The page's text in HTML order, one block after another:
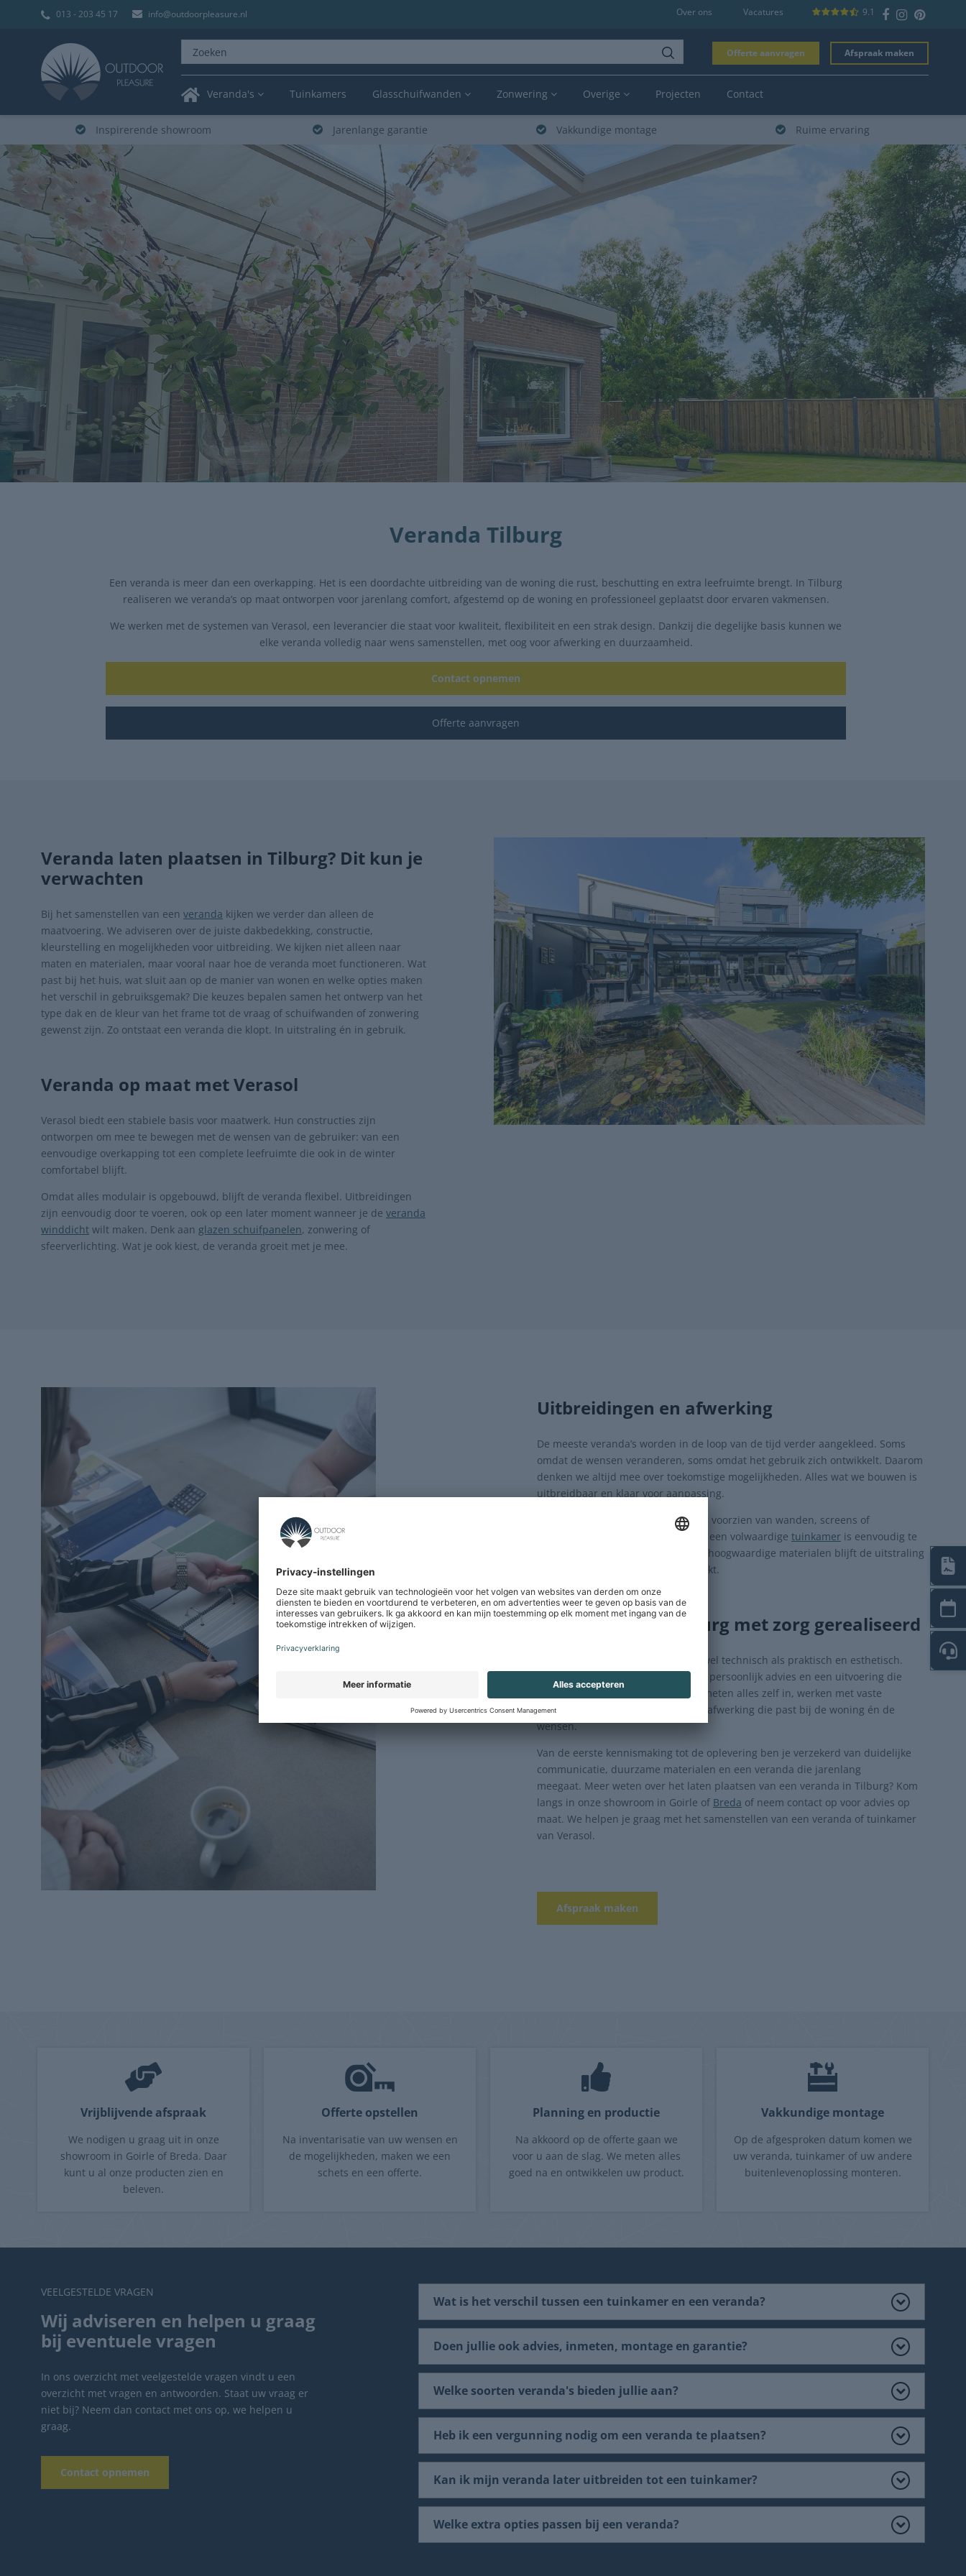
013 - 203 45 17 info@outdoorpleasure.nl Over ons Vacatures 9.1
Offerte aanvragen Afspraak maken
Veranda's Tuinkamers Glasschuifwanden Zonwering Overige Projecten Contact
Inspirerende showroom Jarenlange garantie Vakkundige montage Ruime ervaring
Veranda Tilburg
Een veranda is meer dan een overkapping. Het is een doordachte uitbreiding van de woning die rust, beschutting en extra leefruimte brengt. In Tilburg
realiseren we veranda’s op maat ontworpen voor jarenlang comfort, afgestemd op de woning en professioneel geplaatst door ervaren vakmensen.
We werken met de systemen van Verasol, een leverancier die staat voor kwaliteit, flexibiliteit en een strak design. Dankzij die degelijke basis kunnen we
elke veranda volledig naar wens samenstellen, met oog voor afwerking en duurzaamheid.
Contact opnemen
Offerte aanvragen
Veranda laten plaatsen in Tilburg? Dit kun je
verwachten
Bij het samenstellen van een veranda kijken we verder dan alleen de
maatvoering. We adviseren over de juiste dakbedekking, constructie,
kleurstelling en mogelijkheden voor uitbreiding. We kijken niet alleen naar
maten en materialen, maar vooral naar hoe de veranda moet functioneren. Wat
past bij het huis, wat sluit aan op de manier van wonen en welke opties maken
het verschil in gebruiksgemak? Die keuzes bepalen samen het ontwerp van het
type dak en de kleur van het frame tot de vraag of schuifwanden of zonwering
gewenst zijn. Zo ontstaat een veranda die klopt. In uitstraling én in gebruik.
Veranda op maat met Verasol
Verasol biedt een stabiele basis voor maatwerk. Hun constructies zijn
ontworpen om mee te bewegen met de wensen van de gebruiker: van een
eenvoudige overkapping tot een complete leefruimte die ook in de winter
comfortabel blijft.
Omdat alles modulair is opgebouwd, blijft de veranda flexibel. Uitbreidingen
zijn eenvoudig door te voeren, ook op een later moment wanneer je de veranda
winddicht wilt maken. Denk aan glazen schuifpanelen, zonwering of
sfeerverlichting. Wat je ook kiest, de veranda groeit met je mee.
Uitbreidingen en afwerking
De meeste veranda’s worden in de loop van de tijd verder aangekleed. Soms
omdat de wensen veranderen, soms omdat het gebruik zich ontwikkelt. Daarom
denken we altijd mee over toekomstige mogelijkheden. Alles wat we bouwen is
uitbreidbaar en klaar voor aanpassing.
Zo kan een verasol veranda worden voorzien van wanden, screens of
verwarming. Ook de overgang naar een volwaardige tuinkamer is eenvoudig te
realiseren. Dankzij het gebruik van hoogwaardige materialen blijft de uitstraling
strak en blijft het onderhoud beperkt.
Een veranda in Tilburg met zorg gerealiseerd
Een veranda moet goed voelen, zowel technisch als praktisch en esthetisch.
Daarom nemen we de tijd voor een persoonlijk advies en een uitvoering die
klopt tot in de kleinste details. We meten alles zelf in, werken met vaste
montageteams en zorgen voor een afwerking die past bij de woning én de
wensen.
Van de eerste kennismaking tot de oplevering ben je verzekerd van duidelijke
communicatie, duurzame materialen en een veranda die jarenlang
meegaat. Meer weten over het laten plaatsen van een veranda in Tilburg? Kom
langs in onze showroom in Goirle of Breda of neem contact op voor advies op
maat. We helpen je graag met het samenstellen van een veranda of tuinkamer
van Verasol.
Afspraak maken
Vrijblijvende afspraak
We nodigen u graag uit in onze
showroom in Goirle of Breda. Daar
kunt u al onze producten zien en
beleven.
Offerte opstellen
Na inventarisatie van uw wensen en
de mogelijkheden, maken we een
schets en een offerte.
Planning en productie
Na akkoord op de offerte gaan we
voor u aan de slag. We meten alles
goed na en ontwikkelen uw product.
Vakkundige montage
Op de afgesproken datum komen we
uw veranda, tuinkamer of uw andere
buitenlevenoplossing monteren.
VEELGESTELDE VRAGEN
Wij adviseren en helpen u graag
bij eventuele vragen
In ons overzicht met veelgestelde vragen vindt u een
overzicht met vragen en antwoorden. Staat uw vraag er
niet bij? Neem dan contact met ons op, we helpen u
graag.
Contact opnemen
Wat is het verschil tussen een tuinkamer en een veranda?
Doen jullie ook advies, inmeten, montage en garantie?
Welke soorten veranda's bieden jullie aan?
Heb ik een vergunning nodig om een veranda te plaatsen?
Kan ik mijn veranda later uitbreiden tot een tuinkamer?
Welke extra opties passen bij een veranda?